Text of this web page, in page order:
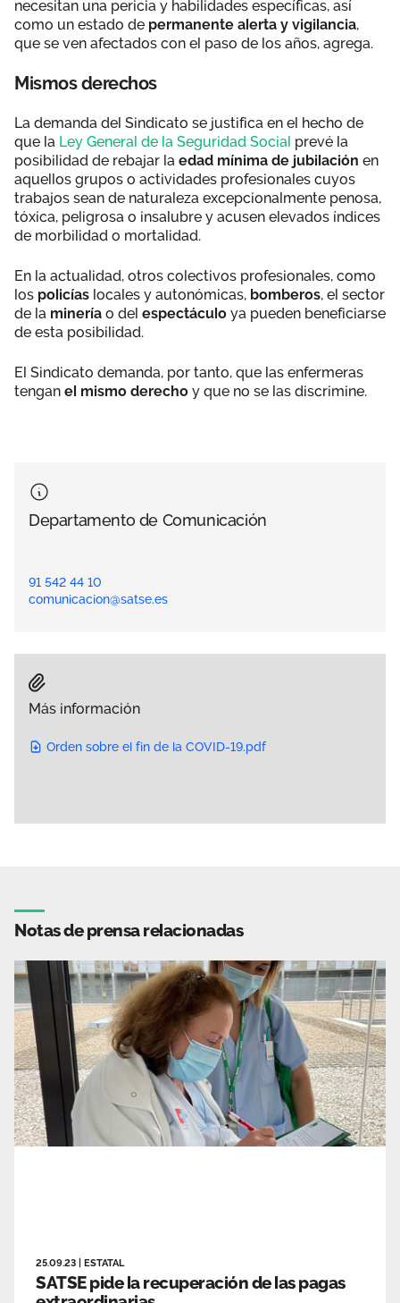
necesitan una pericia y habilidades específicas, así
como un estado de permanente alerta y vigilancia,
que se ven afectados con el paso de los años, agrega.
Mismos derechos
La demanda del Sindicato se justifica en el hecho de
que la Ley General de la Seguridad Social prevé la
posibilidad de rebajar la edad mínima de jubilación en
aquellos grupos o actividades profesionales cuyos
trabajos sean de naturaleza excepcionalmente penosa,
tóxica, peligrosa o insalubre y acusen elevados índices
de morbilidad o mortalidad.
En la actualidad, otros colectivos profesionales, como
los policías locales y autonómicas, bomberos, el sector
de la minería o del espectáculo ya pueden beneficiarse
de esta posibilidad.
El Sindicato demanda, por tanto, que las enfermeras
tengan el mismo derecho y que no se las discrimine.
Departamento de Comunicación
91 542 44 10
comunicacion@satse.es
Más información
Orden sobre el fin de la COVID-19.pdf
Notas de prensa relacionadas
25.09.23 ESTATAL
SATSE pide la recuperación de las pagas